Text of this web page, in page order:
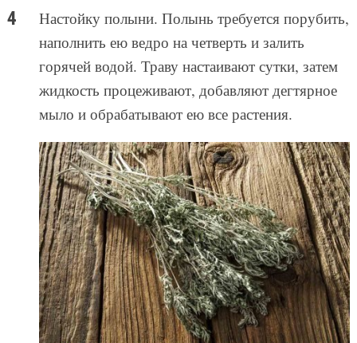
Настойку полыни. Полынь требуется порубить,
наполнить ею ведро на четверть и залить
горячей водой. Траву настаивают сутки, затем
жидкость процеживают, добавляют дегтярное
мыло и обрабатывают ею все растения.